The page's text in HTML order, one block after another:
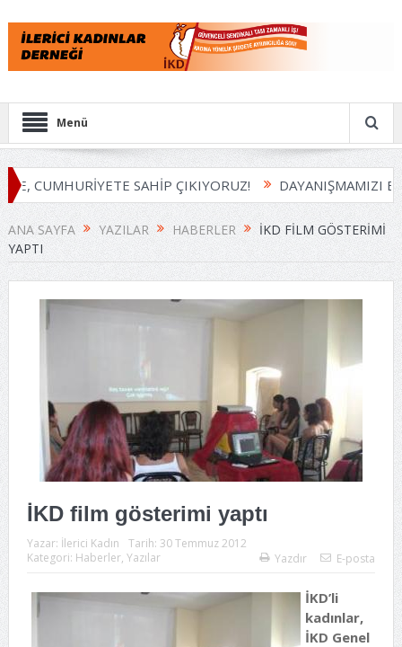
Menü
CUMHURİYETE SAHİP ÇIKIYORUZ! DAYANIŞMAMIZI
ANA SAYFA YAZILAR HABERLER
İKD FILM GÖSTERIMI
YAPTI
İKD film gösterimi yaptı
Yazar: İlerici Kadın Tarih: 30 Temmuz 2012
Kategori: Haberler, Yazılar Yazdır E-posta
İKD’li
kadınlar,
İKD Genel